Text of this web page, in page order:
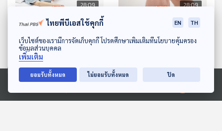
ดาวน์โหลด Thai PBS Podcast Application
Ⓒ 2020 องค์การกระจายเสียงและแพร่ภาพสาธารณะแห่งประเทศไทย
28:09
EP. 1155: อองโคเทอเมีย
เทคโนโลยีรักษาโรคมะเร็ง
แบบใหม่
โรงหมอ
28:09
EP. 1156: เสียงดัง
กรอบแกรบตามร่างกาย
สัญญาณอันตรายหรือเรื่อง
ตอนที่เกี่ยวข้อง
ไทยพีบีเอสใช้คุกกี้ EN TH
เว็บไซต์ของเรามีการจัดเก็บคุกกี้ โปรดศึกษาเพิ่มเติมที่นโยบายคุ้มครอง
ข้อมูลส่วนบุคคล
เพิ่มเติม
ยอมรับทั้งหมด ไม่ยอมรับทั้งหมด ปิด